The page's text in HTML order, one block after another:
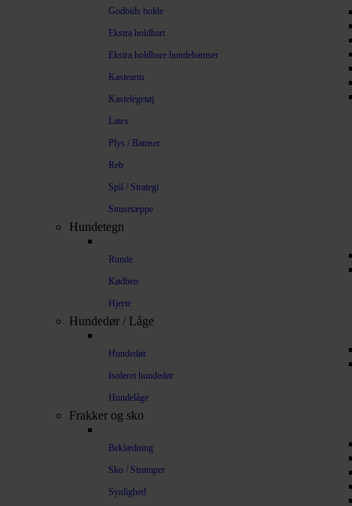
Godbids bolde
Ekstra holdbart
Ekstra holdbare hundebamser
Kastearm
Kastelegetøj
Latex
Plys / Bamser
Reb
Spil / Strategi
Snusetæppe
Hundetegn
Runde
Kødben
Hjerte
Hundedør / Låge
Hundedør
Isoleret hundedør
Hundelåge
Frakker og sko
Beklædning
Sko / Strømper
Synlighed